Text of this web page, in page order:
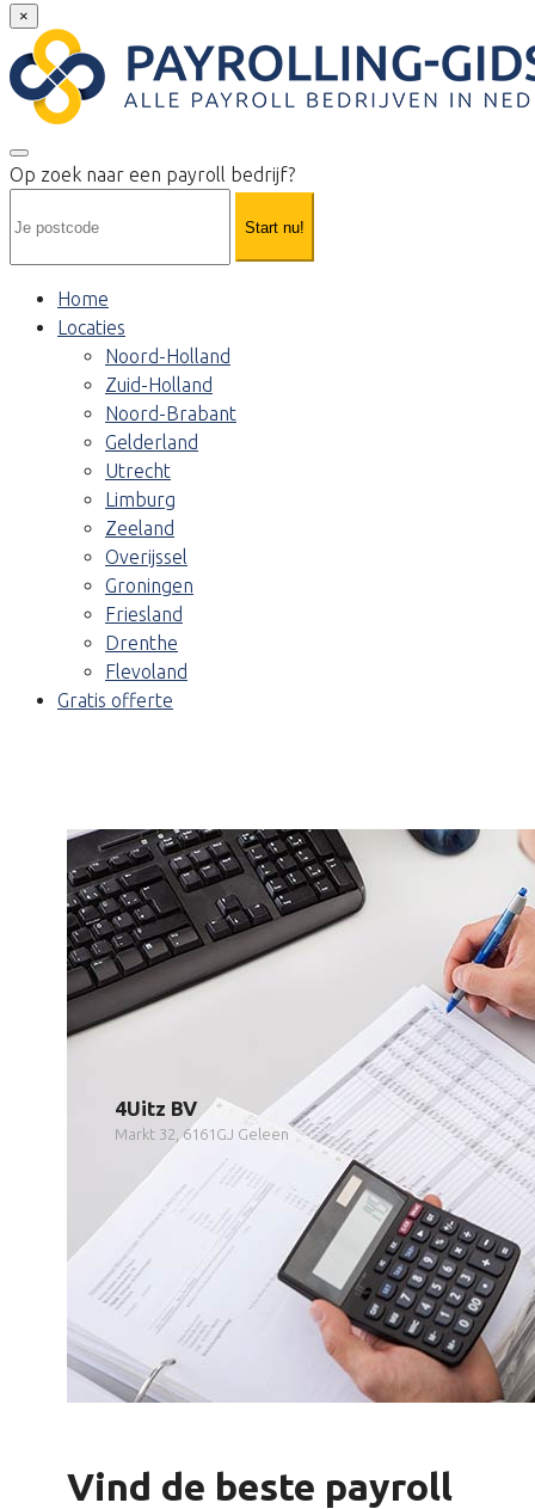
×
Op zoek naar een payroll bedrijf?
Start nu!
Home
Locaties
Noord-Holland
Zuid-Holland
Noord-Brabant
Gelderland
Utrecht
Limburg
Zeeland
Overijssel
Groningen
Friesland
Drenthe
Flevoland
Gratis offerte
4Uitz BV
Markt 32, 6161GJ Geleen
Vind de beste payroll